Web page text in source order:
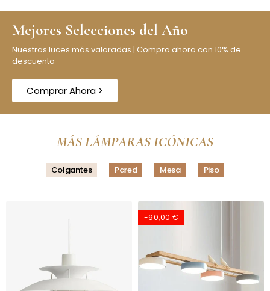
Mejores Selecciones del Año
Nuestras luces más valoradas | Compra ahora con 10% de
descuento
Comprar Ahora >
MÁS LÁMPARAS ICÓNICAS
Colgantes Pared Mesa Piso
-90,00 €